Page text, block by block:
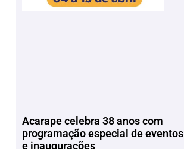
Acarape celebra 38 anos com
programação especial de eventos
e inaugurações